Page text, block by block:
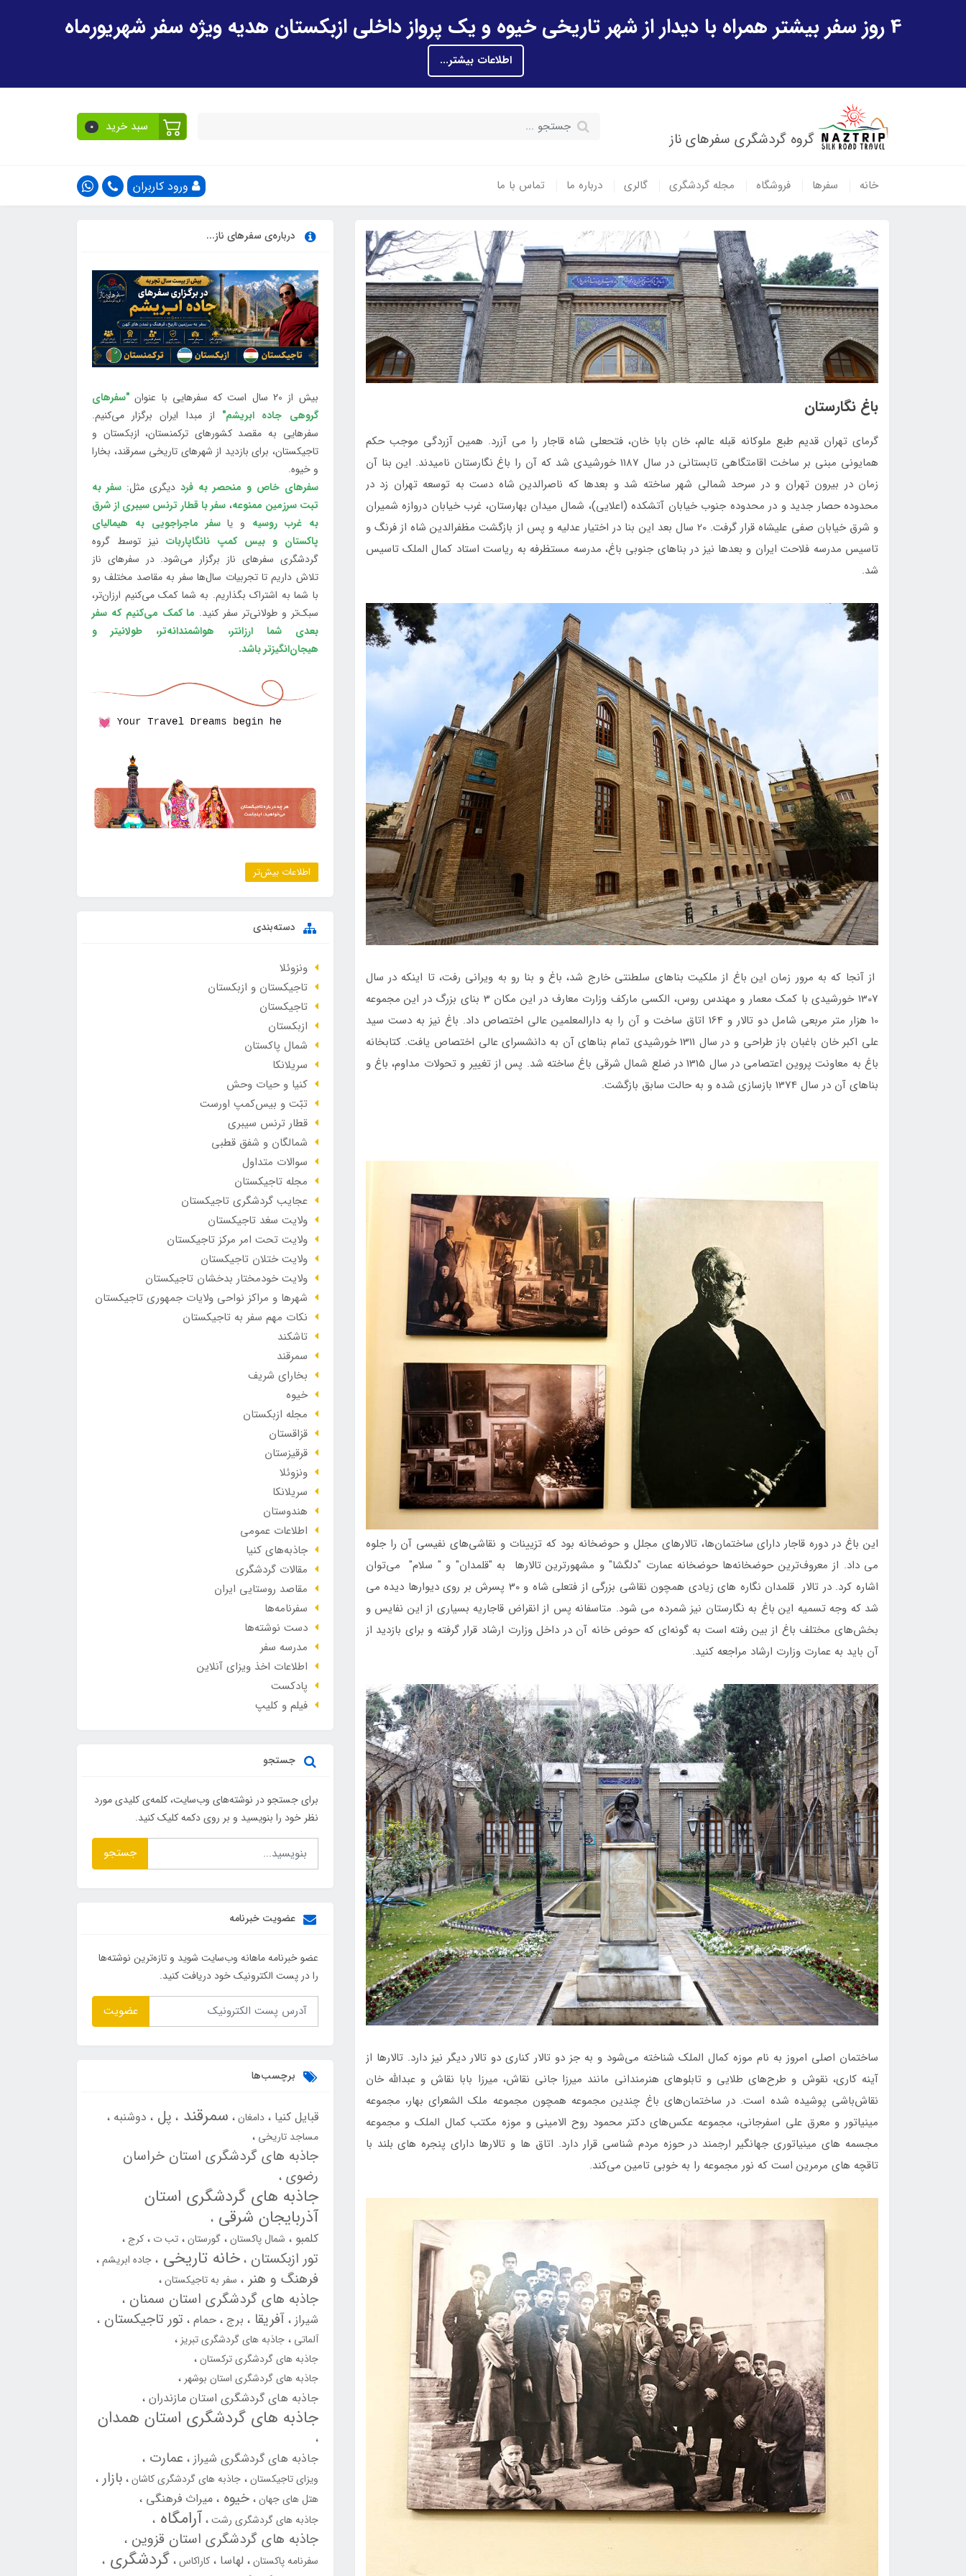
4 روز سفر بیشتر همراه با دیدار از شهر تاریخی خیوه و یک پرواز داخلی ازبکستان هدیه ویژه سفر شهریورماه
اطلاعات بیشتر...
گروه گردشگری سفرهای ناز
سبد خرید 0
خانه سفرها فروشگاه مجله گردشگری گالری درباره ما تماس با ما ورود کاربران
باغ نگارستان
گرمای تهران قدیم طبع ملوکانه قبله عالم، خان بابا خان، فتحعلی شاه قاجار را می­ آزرد. همین آزردگی موجب حکم
همایونی مبنی بر ساخت اقامتگاهی تابستانی در سال 1187 خورشیدی شد که آن را باغ نگارستان نامیدند. این بنا آن
زمان در بیرون تهران و در سرحد شمالی شهر ساخته شد و بعدها که ناصرالدین شاه دست به توسعه تهران زد در
محدوده حصار جدید و در محدوده جنوب خیابان آتشکده (اعلایی)، شمال میدان بهارستان، غرب خیابان دروازه شمیران
و شرق خیابان صفی علیشاه قرار گرفت. 20 سال بعد این بنا در اختیار عدلیه و پس از بازگشت مظفرالدین شاه از فرنگ و
تاسیس مدرسه فلاحت ایران و بعدها نیز در بناهای جنوبی باغ، مدرسه مستظرفه به ریاست استاد کمال الملک تاسیس
شد.
از آنجا که به مرور زمان این باغ از ملکیت بناهای سلطنتی خارج شد، باغ و بنا رو به ویرانی رفت، تا اینکه در سال
1307 خورشیدی با کمک معمار و مهندس روس، الکسی مارکف وزارت معارف در این مکان 3 بنای بزرگ در این مجموعه
10 هزار متر مربعی شامل دو تالار و 164 اتاق ساخت و آن را به دارالمعلمین عالی اختصاص داد. باغ نیز به دست سید
علی اکبر خان باغبان باز طراحی و در سال 1311 خورشیدی تمام بناهای آن به دانشسرای عالی اختصاص یافت. کتابخانه
باغ به معاونت پروین اعتصامی در سال 1315 در ضلع شمال شرقی باغ ساخته شد. پس از تغییر و تحولات مداوم، باغ و
بناهای آن در سال 1374 بازسازی شده و به حالت سابق بازگشت.
این باغ در دوره قاجار دارای ساختمان‌ها، تالارهای مجلل و حوضخانه بود که تزیینات و نقاشی‌های نفیسی آن را جلوه
می­ داد. از معروف‌ترین حوضخانه‌ها حوضخانه عمارت "دلگشا" و مشهورترین تالارها به "قلمدان" و " سلام" می‌توان
اشاره کرد. در تالار قلمدان نگاره­ های زیادی همچون نقاشی بزرگی از فتعلی شاه و 30 پسرش بر روی دیوارها دیده می
شد که وجه تسمیه این باغ به نگارستان نیز شمرده می ­شود. متاسفانه پس از انقراض قاجاریه بسیاری از این نفایس و
بخش‌های مختلف باغ از بین رفته است به گونه‌ای که حوض خانه آن در داخل وزارت ارشاد قرار گرفته و برای بازدید از
آن باید به عمارت وزارت ارشاد مراجعه کنید.
ساختمان اصلی امروز به نام موزه کمال الملک شناخته می‌شود و به جز دو تالار کناری دو تالار دیگر نیز دارد. تالارها از
آینه کاری، نقوش و طرح‌های طلایی و تابلوهای هنرمندانی مانند میرزا جانی نقاش، میرزا بابا نقاش و عبدالله خان
نقاش‌باشی پوشیده شده است. در ساختمان‌های باغ چندین مجموعه همچون مجموعه ملک الشعرای بهار، مجموعه
مینیاتور و معرق علی اسفرجانی، مجموعه عکس‌های دکتر محمود روح الامینی و موزه مکتب کمال الملک و مجموعه
مجسمه های مینیاتوری جهانگیر ارجمند در حوزه مردم شناسی قرار دارد. اتاق ها و تالارها دارای پنجره های بلند با
تاقچه های مرمرین است که نور مجموعه را به خوبی تامین می‌کند.
درباره‌ی سفرهای ناز...
بیش از 20 سال است که سفرهایی با عنوان
"سفرهای
گروهی جاده ابریشم" از مبدا ایران برگزار می‌کنیم.
سفرهایی به مقصد کشورهای ترکمنستان، ازبکستان و
تاجیکستان، برای بازدید از شهرهای تاریخی سمرقند، بخارا
و خیوه.
سفرهای خاص و منحصر به فرددیگری مثل:سفر به
تبت سرزمین ممنوعه، سفر با قطار ترنس سیبری از شرق
به غرب روسیه و یاسفر ماجراجویی به هیمالیای
پاکستان و بیس کمپ نانگاپاربات نیز توسط گروه
گردشگری سفرهای ناز برگزار می‌شود. در سفرهای ناز
تلاش داریم تا تجربیات سال‌ها سفر به مقاصد مختلف رو
با شما به اشتراک بگذاریم. به شما کمک می‌کنیم ارزان‌تر،
سبک‌تر و طولانی‌تر سفر کنید. ما کمک می‌کنیم که سفر
بعدی شما ارزانتر، هواشمندانه‌تر، طولانی‎تر و
هیجان‌انگیزتر باشد.
اطلاعات بیش‌تر
دسته‌بندی
ونزوئلا
تاجیکستان و ازبکستان
تاجیکستان
ازبکستان
شمال پاکستان
سریلانکا
کنیا و حیات وحش
تبّت و بیس‌کمپ اورست
قطار ترنس سیبری
شمالگان و شفق قطبی
سوالات متداول
مجله تاجیکستان
عجایب گردشگری تاجیکستان
ولایت سغد تاجیکستان
ولایت تحت امر مرکز تاجیکستان
ولایت ختلان تاجیکستان
ولایت خودمختار بدخشان تاجیکستان
شهرها و مراکز نواحی ولایات جمهوری تاجیکستان
نکات مهم سفر به تاجیکستان
تاشکند
سمرقند
بخارای شریف
خیوه
مجله ازبکستان
قزاقستان
قرقیزستان
ونزوئلا
سریلانکا
هندوستان
اطلاعات عمومی
جاذبه‌های کنیا
مقالات گردشگری
مقاصد روستایی ایران
سفرنامه‌ها
دست نوشته‌ها
مدرسه سفر
اطلاعات اخذ ویزای آنلاین
پادکست
فیلم و کلیپ
جستجو
برای جستجو در نوشته‌های وب‌سایت، کلمه‌ی کلیدی مورد
نظر خود را بنویسید و بر روی دکمه کلیک کنید.
جستجو
عضویت خبرنامه
عضو خبرنامه ماهانه وب‌سایت شوید و تازه‌ترین نوشته‌ها
را در پست الکترونیک خود دریافت کنید.
عضویت
برچسب‌ها
قبایل کنیا دامغان سمرقند پل دوشنبه
مساجد تاریخی
جاذبه های گردشگری استان خراسان
رضوی
جاذبه های گردشگری استان
آذربایجان شرقی
کلمبو شمال پاکستان گورستان تب ت کرج
تور ازبکستان خانه تاریخی جاده ابریشم
فرهنگ و هنر سفر به تاجیکستان
جاذبه های گردشگری استان سمنان
شیراز آفریقا برج حمام تور تاجیکستان
آلماتی جاذبه های گردشگری تبریز
جاذبه های گردشگری ترکستان
جاذبه های گردشگری استان بوشهر
جاذبه های گردشگری استان مازندران
جاذبه های گردشگری استان همدان
جاذبه های گردشگری شیراز عمارت
ویزای تاجیکستان جاذبه های گردشگری کاشان بازار
هتل های جهان خیوه میراث فرهنگی
جاذبه های گردشگری رشت آرامگاه
جاذبه های گردشگری استان قزوین
سفرنامه پاکستان لهاسا کاراکاس گردشگری